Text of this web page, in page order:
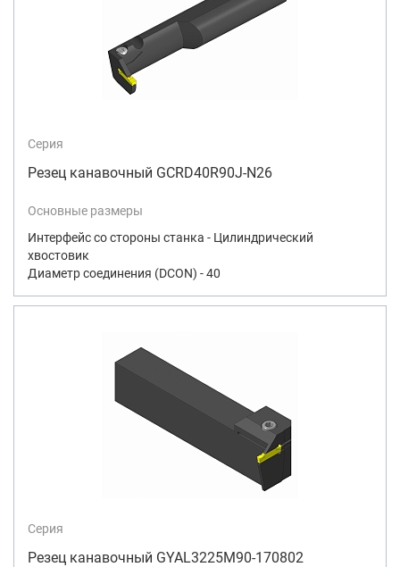
Серия
Резец канавочный GCRD40R90J-N26
Основные размеры
Интерфейс со стороны станка - Цилиндрический
хвостовик
Диаметр соединения (DCON) - 40
Серия
Резец канавочный GYAL3225M90-170802